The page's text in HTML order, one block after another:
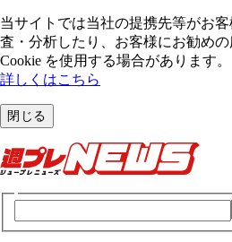
当サイトでは当社の提携先等がお
査・分析したり、お客様にお勧め
Cookie を使⽤する場合があります。
詳しくはこちら
閉じる